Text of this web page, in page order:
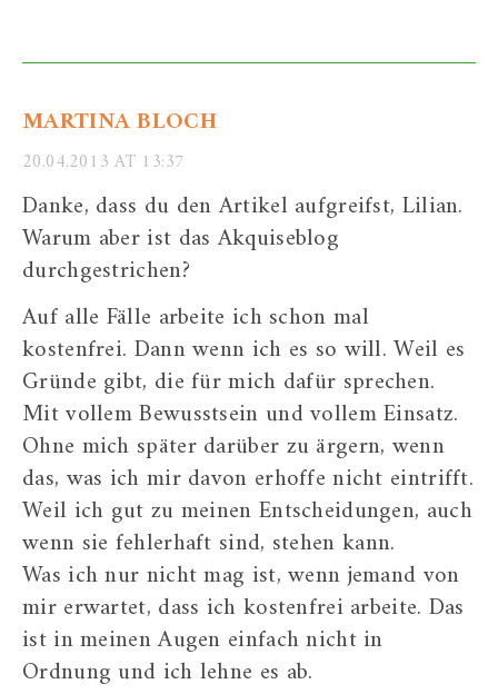
MARTINA BLOCH
20.04.2013 AT 13:37
Danke, dass du den Artikel aufgreifst, Lilian.
Warum aber ist das Akquiseblog
durchgestrichen?
Auf alle Fälle arbeite ich schon mal
kostenfrei. Dann wenn ich es so will. Weil es
Gründe gibt, die für mich dafür sprechen.
Mit vollem Bewusstsein und vollem Einsatz.
Ohne mich später darüber zu ärgern, wenn
das, was ich mir davon erhoffe nicht eintrifft.
Weil ich gut zu meinen Entscheidungen, auch
wenn sie fehlerhaft sind, stehen kann.
Was ich nur nicht mag ist, wenn jemand von
mir erwartet, dass ich kostenfrei arbeite. Das
ist in meinen Augen einfach nicht in
Ordnung und ich lehne es ab.